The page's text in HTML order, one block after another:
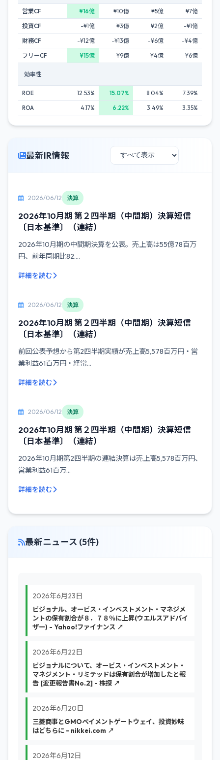
営業CF ¥16億 ¥10億 ¥5億
¥7億
投資CF
-¥1億 ¥3億 ¥2億
-¥1億
財務CF
-¥12億 -¥13億 -¥6億
-¥4億
フリーCF
¥15億 ¥9億 ¥4億 ¥6億
効率性
ROE 12.53% 15.07% 8.04%
7.39%
ROA
4.17% 6.22% 3.49% 3.35%
最新IR情報
2026/06/12 決算
2026年10月期 第２四半期（中間期）決算短信
〔日本基準〕（連結）
2026年10月期の中間期決算を公表。売上高は55億78百万
円、前年同期比82....
詳細を読む
2026/06/12 決算
2026年10月期 第２四半期（中間期）決算短信
〔日本基準〕（連結）
前回公表予想から第2四半期実績が売上高5,578百万円・営
業利益61百万円・経常...
詳細を読む
2026/06/12 決算
2026年10月期 第２四半期（中間期）決算短信
〔日本基準〕（連結）
2026年10月期第2四半期の連結決算は売上高5,578百万円、
営業利益61百万...
詳細を読む
最新ニュース (5件)
2026年6月23日
ビジョナル、オービス・インベストメント・マネジメ
ントの保有割合が８．７８％に上昇(ウエルスアドバイ
ザー) - Yahoo!ファイナンス ↗
2026年6月22日
ビジョナルについて、オービス・インベストメント・
マネジメント・リミテッドは保有割合が増加したと報
告 [変更報告書No.2] - 株探 ↗
2026年6月20日
三菱商事とGMOペイメントゲートウェイ、投資妙味
はどちらに - nikkei.com ↗
2026年6月12日